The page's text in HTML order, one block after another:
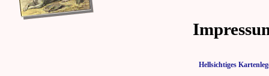
Hellsichtiges